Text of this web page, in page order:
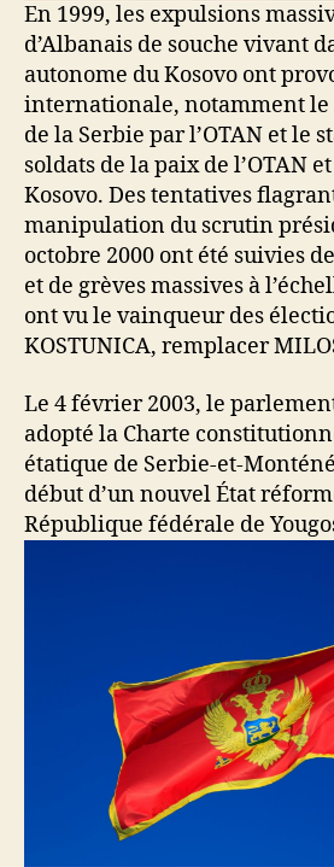
En 1999, les expulsions
d’Albanais de souche vivant
autonome du Kosovo ont
internationale, notamment
de la Serbie par l’OTAN et le
soldats de la paix de l’OTAN
Kosovo. Des tentatives
manipulation du scrutin
octobre 2000 ont été suivies
et de grèves massives à
ont vu le vainqueur des
KOSTUNICA, remplacer
Le 4 février 2003, le
adopté la Charte
étatique de Serbie-et-
début d’un nouvel État
République fédérale de